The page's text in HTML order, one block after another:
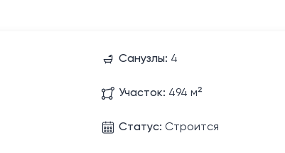
Санузлы: 4
Участок: 494 м²
Статус: Строится